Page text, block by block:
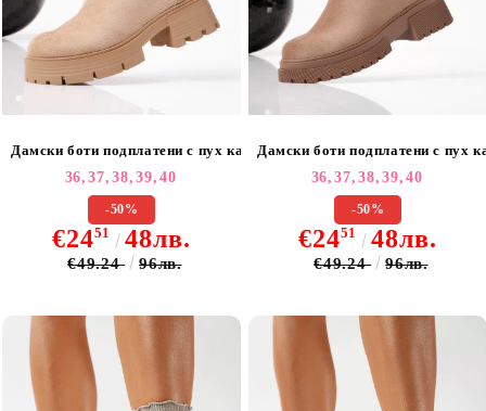
Дамски боти подплатени с пух каки от обърната еко кожа Adelina
36, 37, 38, 39, 40
-50%
€2451 48лв.
€49.24 96лв.
Дамски боти подплатени с пух
36, 37, 38, 39, 40
-50%
€2451 48лв.
€49.24 96лв.